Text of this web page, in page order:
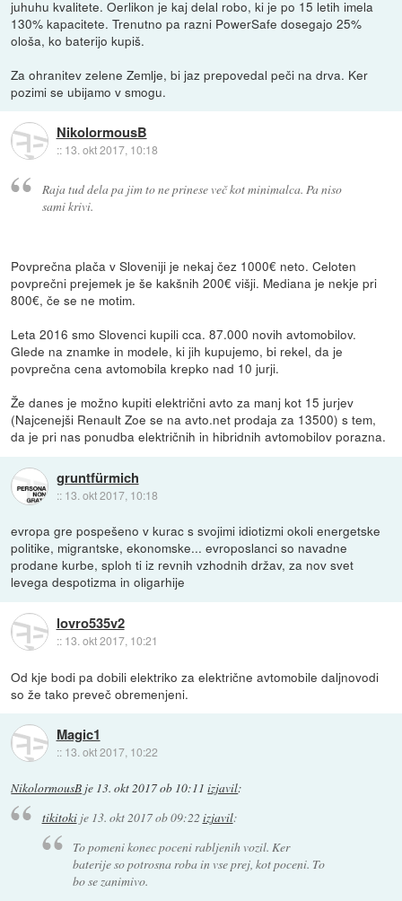
juhuhu kvalitete. Oerlikon je kaj delal robo, ki je po 15 letih imela
130% kapacitete. Trenutno pa razni PowerSafe dosegajo 25%
ološa, ko baterijo kupiš.
Za ohranitev zelene Zemlje, bi jaz prepovedal peči na drva. Ker
pozimi se ubijamo v smogu.
NikolormousB
:: 13. okt 2017, 10:18
Raja tud dela pa jim to ne prinese več kot minimalca. Pa niso
sami krivi.
Povprečna plača v Sloveniji je nekaj čez 1000€ neto. Celoten
povprečni prejemek je še kakšnih 200€ višji. Mediana je nekje pri
800€, če se ne motim.
Leta 2016 smo Slovenci kupili cca. 87.000 novih avtomobilov.
Glede na znamke in modele, ki jih kupujemo, bi rekel, da je
povprečna cena avtomobila krepko nad 10 jurji.
Že danes je možno kupiti električni avto za manj kot 15 jurjev
(Najcenejši Renault Zoe se na avto.net prodaja za 13500) s tem,
da je pri nas ponudba električnih in hibridnih avtomobilov porazna.
gruntfürmich
:: 13. okt 2017, 10:18
evropa gre pospešeno v kurac s svojimi idiotizmi okoli energetske
politike, migrantske, ekonomske... evroposlanci so navadne
prodane kurbe, sploh ti iz revnih vzhodnih držav, za nov svet
levega despotizma in oligarhije
lovro535v2
:: 13. okt 2017, 10:21
Od kje bodi pa dobili elektriko za električne avtomobile daljnovodi
so že tako preveč obremenjeni.
Magic1
:: 13. okt 2017, 10:22
NikolormousB je 13. okt 2017 ob 10:11 izjavil:
tikitokije 13. okt 2017 ob 09:22 izjavil:
To pomeni konec poceni rabljenih vozil. Ker
baterije so potrosna roba in vse prej, kot poceni. To
bo se zanimivo.